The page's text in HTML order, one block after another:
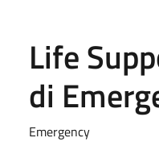
Life
di
Emergency